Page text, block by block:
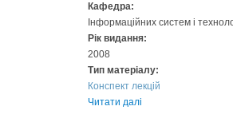
Кафедра:
Інформаційних систем і
Рік видання:
2008
Тип матеріалу:
Конспект лекцій
Читати далі